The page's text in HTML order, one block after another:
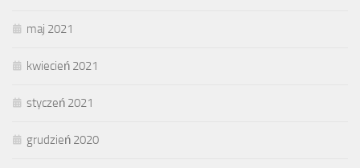
maj 2021
kwiecień 2021
styczeń 2021
grudzień 2020